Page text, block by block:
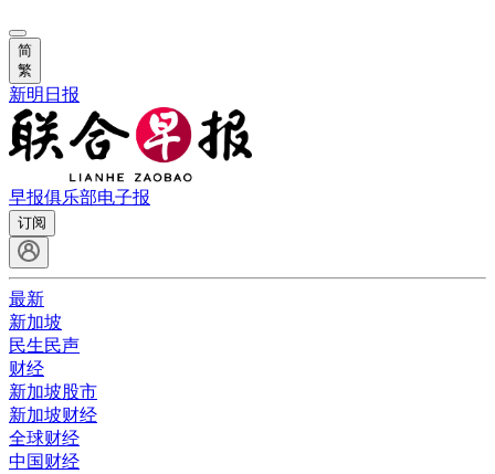
简
繁
新明日报
早报俱乐部电子报
订阅
最新
新加坡
民生民声
财经
新加坡股市
新加坡财经
全球财经
中国财经